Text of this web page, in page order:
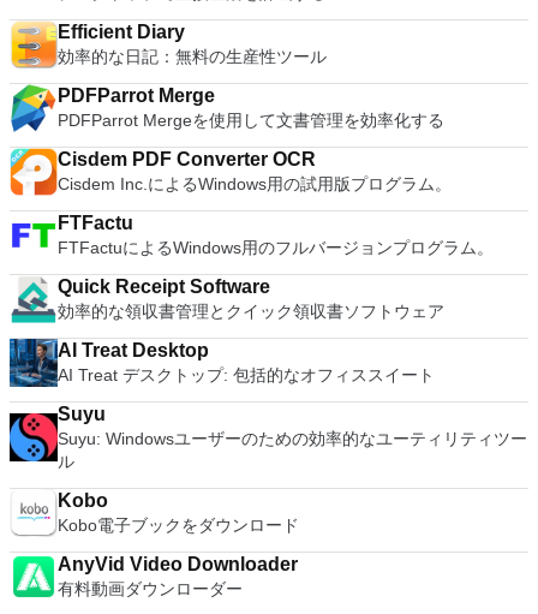
凍アーカイブやマルチボリュームアーカイブの作成もでき、リ
カバリー記録とリカバリー容量により物理的に損傷したアーカ
イブまで再構成することが可能です。
Efficient Diary
効率的な日記：無料の生産性ツール
PDFParrot Merge
PDFParrot Mergeを使用して文書管理を効率化する
Cisdem PDF Converter OCR
Cisdem Inc.によるWindows用の試用版プログラム。
FTFactu
FTFactuによるWindows用のフルバージョンプログラム。
Quick Receipt Software
効率的な領収書管理とクイック領収書ソフトウェア
AI Treat Desktop
AI Treat デスクトップ: 包括的なオフィススイート
Suyu
Suyu: Windowsユーザーのための効率的なユーティリティツー
ル
Kobo
Kobo電子ブックをダウンロード
AnyVid Video Downloader
有料動画ダウンローダー